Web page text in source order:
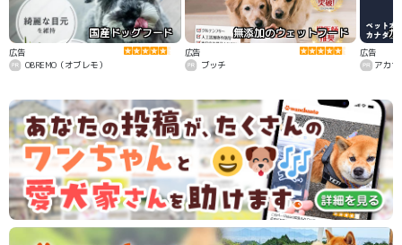
国産ドッグフード
広告
OBREMO（オブレモ）
無添加のウェットフード
広告
ブッチ
カ
広告
アカ